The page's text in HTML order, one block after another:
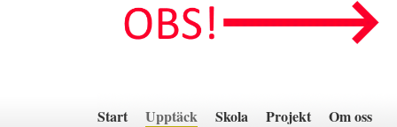
innehåll
Start Upptäck Skola Projekt Om oss